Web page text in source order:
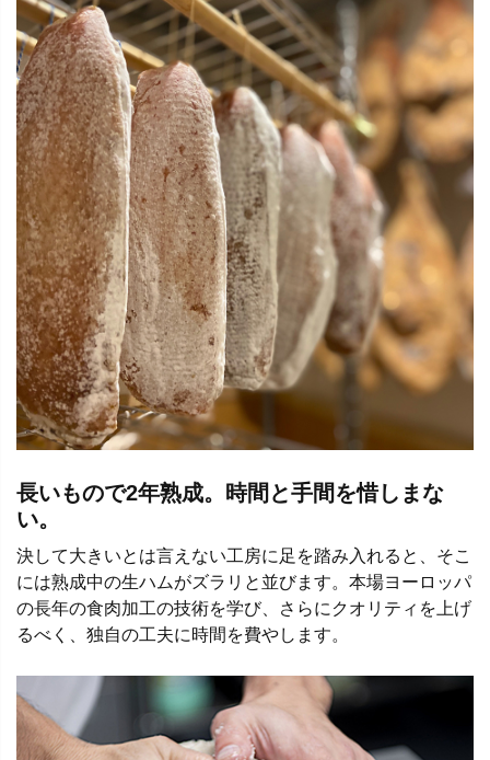
長いもので2年熟成。時間と手間を惜しまな
い。
決して大きいとは言えない工房に足を踏み入れると、そこ
には熟成中の生ハムがズラリと並びます。本場ヨーロッパ
の長年の食肉加工の技術を学び、さらにクオリティを上げ
るべく、独自の工夫に時間を費やします。